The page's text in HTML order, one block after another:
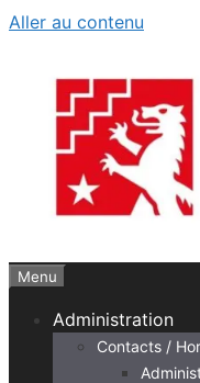
Aller au contenu
Menu
Administration
Contacts /